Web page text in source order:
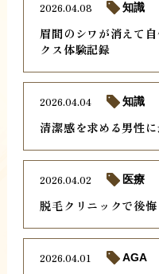
眉間のシワが消えて
クス体験記録
2026.04.08 知識
清潔感を求める男性
2026.04.04 知識
脱毛クリニックで後
2026.04.02 医療
2026.04.01 AGA